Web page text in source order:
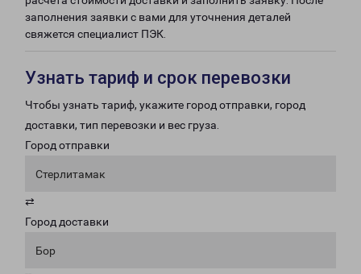
заполнения заявки с вами для уточнения деталей
свяжется специалист ПЭК.
Узнать тариф и срок перевозки
Чтобы узнать тариф, укажите город отправки, город
доставки, тип перевозки и вес груза.
Город отправки
Стерлитамак
⇄
Город доставки
Бор